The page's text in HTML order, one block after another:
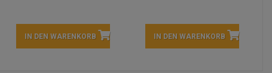
IN DEN WARENKORB IN DEN WARENKORB